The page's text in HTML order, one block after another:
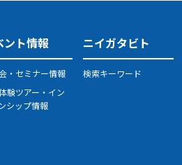
ント情報
・セミナー情報
験ツアー・イン
シップ情報
ニイガタビト
検索キーワード